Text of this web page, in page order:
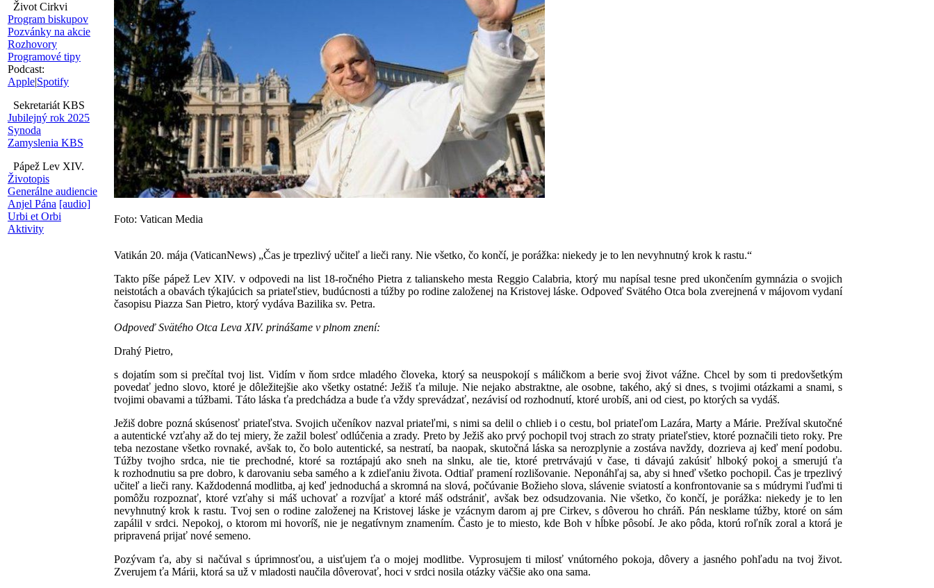
Život Cirkvi
Program biskupov
Pozvánky na akcie
Rozhovory
Programové tipy
Podcast:
Apple|Spotify
Sekretariát KBS
Jubilejný rok 2025
Synoda
Zamyslenia KBS
Pápež Lev XIV.
Životopis
Generálne audiencie
Anjel Pána [audio]
Urbi et Orbi
Aktivity
Foto: Vatican Media
Vatikán 20. mája (VaticanNews) „Čas je trpezlivý učiteľ a lieči rany. Nie všetko, čo končí, je porážka: niekedy je to len nevyhnutný krok k rastu.“
Takto píše pápež Lev XIV. v odpovedi na list 18-ročného Pietra z talianskeho mesta Reggio Calabria, ktorý mu napísal tesne pred ukončením gymnázia o svojich
neistotách a obavách týkajúcich sa priateľstiev, budúcnosti a túžby po rodine založenej na Kristovej láske. Odpoveď Svätého Otca bola zverejnená v májovom vydaní
časopisu Piazza San Pietro, ktorý vydáva Bazilika sv. Petra.
Odpoveď Svätého Otca Leva XIV. prinášame v plnom znení:
Drahý Pietro,
s dojatím som si prečítal tvoj list. Vidím v ňom srdce mladého človeka, ktorý sa neuspokojí s máličkom a berie svoj život vážne. Chcel by som ti predovšetkým
povedať jedno slovo, ktoré je dôležitejšie ako všetky ostatné: Ježiš ťa miluje. Nie nejako abstraktne, ale osobne, takého, aký si dnes, s tvojimi otázkami a snami, s
tvojimi obavami a túžbami. Táto láska ťa predchádza a bude ťa vždy sprevádzať, nezávisí od rozhodnutí, ktoré urobíš, ani od ciest, po ktorých sa vydáš.
Ježiš dobre pozná skúsenosť priateľstva. Svojich učeníkov nazval priateľmi, s nimi sa delil o chlieb i o cestu, bol priateľom Lazára, Marty a Márie. Prežíval skutočné
a autentické vzťahy až do tej miery, že zažil bolesť odlúčenia a zrady. Preto by Ježiš ako prvý pochopil tvoj strach zo straty priateľstiev, ktoré poznačili tieto roky. Pre
teba nezostane všetko rovnaké, avšak to, čo bolo autentické, sa nestratí, ba naopak, skutočná láska sa nerozplynie a zostáva navždy, dozrieva aj keď mení podobu.
Túžby tvojho srdca, nie tie prechodné, ktoré sa roztápajú ako sneh na slnku, ale tie, ktoré pretrvávajú v čase, ti dávajú zakúsiť hlboký pokoj a smerujú ťa
k rozhodnutiu sa pre dobro, k darovaniu seba samého a k zdieľaniu života. Odtiaľ pramení rozlišovanie. Neponáhľaj sa, aby si hneď všetko pochopil. Čas je trpezlivý
učiteľ a lieči rany. Každodenná modlitba, aj keď jednoduchá a skromná na slová, počúvanie Božieho slova, slávenie sviatostí a konfrontovanie sa s múdrymi ľuďmi ti
pomôžu rozpoznať, ktoré vzťahy si máš uchovať a rozvíjať a ktoré máš odstrániť, avšak bez odsudzovania. Nie všetko, čo končí, je porážka: niekedy je to len
nevyhnutný krok k rastu. Tvoj sen o rodine založenej na Kristovej láske je vzácnym darom aj pre Cirkev, s dôverou ho chráň. Pán nesklame túžby, ktoré on sám
zapálil v srdci. Nepokoj, o ktorom mi hovoríš, nie je negatívnym znamením. Často je to miesto, kde Boh v hĺbke pôsobí. Je ako pôda, ktorú roľník zoral a ktorá je
pripravená prijať nové semeno.
Pozývam ťa, aby si načúval s úprimnosťou, a uisťujem ťa o mojej modlitbe. Vyprosujem ti milosť vnútorného pokoja, dôvery a jasného pohľadu na tvoj život.
Zverujem ťa Márii, ktorá sa už v mladosti naučila dôverovať, hoci v srdci nosila otázky väčšie ako ona sama.